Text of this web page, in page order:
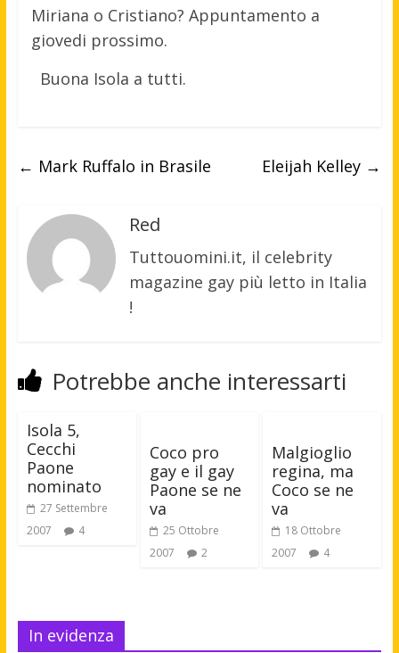
Miriana o Cristiano? Appuntamento a
giovedi prossimo.
Buona Isola a tutti.
← Mark Ruffalo in Brasile Eleijah Kelley →
Red
Tuttouomini.it, il celebrity
magazine gay più letto in Italia
!
Potrebbe anche interessarti
Isola 5,
Cecchi
Paone
nominato
27 Settembre
2007
4
Coco pro
gay e il gay
Paone se ne
va
25 Ottobre
2007
2
Malgioglio
regina, ma
Coco se ne
va
18 Ottobre
2007
4
In evidenza